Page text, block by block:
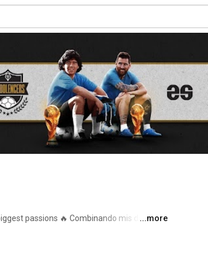
passions 🔥 Combinando mis dos ...more